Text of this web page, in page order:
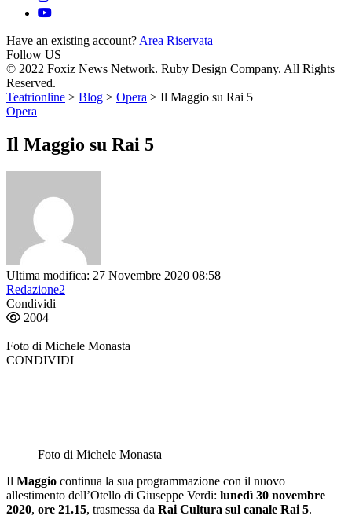
Have an existing account? Area Riservata
Follow US
© 2022 Foxiz News Network. Ruby Design Company. All Rights
Reserved.
Teatrionline > Blog > Opera > Il Maggio su Rai 5
Opera
Il Maggio su Rai 5
Ultima modifica: 27 Novembre 2020 08:58
Redazione2
Condividi
2004
Foto di Michele Monasta
CONDIVIDI
Foto di Michele Monasta
Il Maggio continua la sua programmazione con il nuovo
allestimento dell’Otello di Giuseppe Verdi: lunedì 30 novembre
2020, ore 21.15, trasmessa da Rai Cultura sul canale Rai 5.